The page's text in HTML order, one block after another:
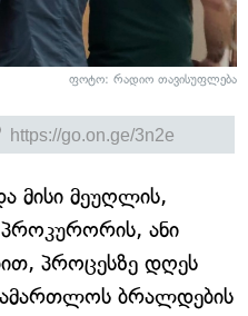
ფოტო: რადიო თავისუფლება
მისი მეუღლის,
პროკურორის, ანი
პროცესზე დღეს
ბრალდების